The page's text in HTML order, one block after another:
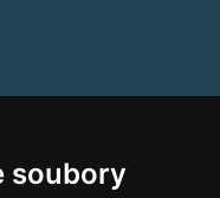
soubory